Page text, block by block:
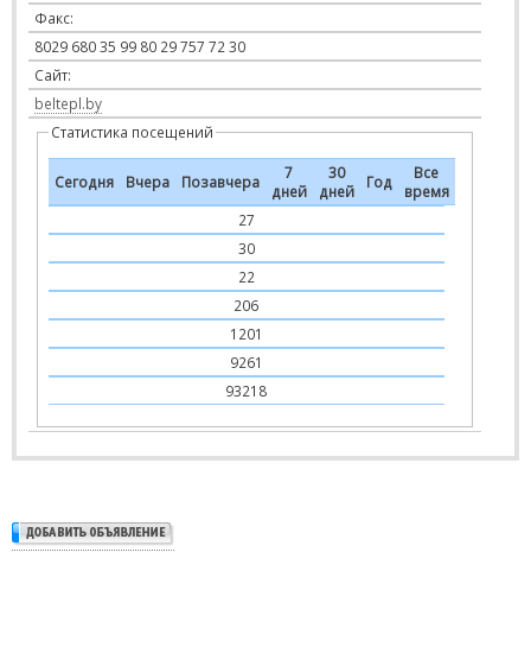
Факс:
8029 680 35 99 80 29 757 72 30
Сайт:
beltepl.by
Статистика посещений
Сегодня Вчера Позавчера
7
дней
30
дней
Год
Все
время
27
30
22
206
1201
9261
93218